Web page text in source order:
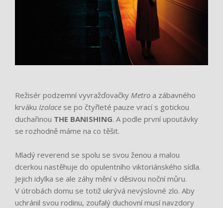
Režisér podzemní vyvražďovačky Metro a zábavného
krváku Izolace se po čtyřleté pauze vrací s gotickou
duchařinou THE BANISHING. A podle první upoutávky
se rozhodně máme na co těšit.
Mladý reverend se spolu se svou ženou a malou
dcerkou nastěhuje do opulentního viktoriánského sídla.
Jejich idylka se ale záhy mění v děsivou noční můru.
V útrobách domu se totiž ukrývá nevýslovné zlo. Aby
uchránil svou rodinu, zoufalý duchovní musí navzdory